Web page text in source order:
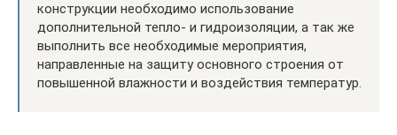
конструкции необходимо использование
дополнительной тепло- и гидроизоляции, а так же
выполнить все необходимые мероприятия,
направленные на защиту основного строения от
повышенной влажности и воздействия температур.